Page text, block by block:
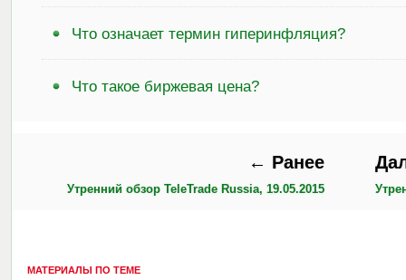
Что означает термин гиперинфляция?
Что такое биржевая цена?
← Ранее
Утренний обзор TeleTrade Russia, 19.05.2015
МАТЕРИАЛЫ ПО ТЕМЕ